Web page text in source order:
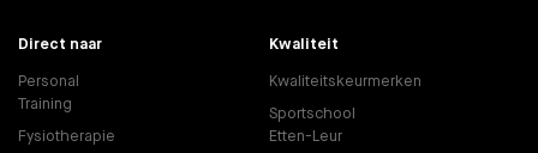
Direct naar
Personal
Training
Fysiotherapie
Kwaliteit
Kwaliteitskeurmerken
Sportschool
Etten-Leur